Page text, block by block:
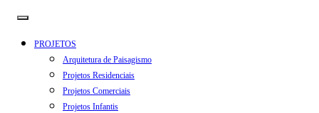
PROJETOS
Arquitetura de Paisagismo
Projetos Residenciais
Projetos Comerciais
Projetos Infantis